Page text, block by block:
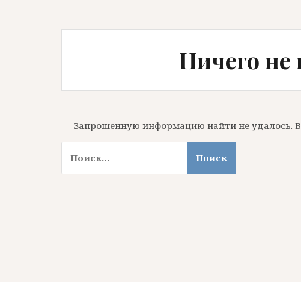
Ничего не
Запрошенную информацию найти не удалось.